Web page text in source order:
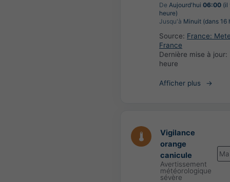
De Aujourd'hui 06:00 (il
heure)
Jusqu'à Minuit (dans 16
Source: France:
France
Dernière mise à jour:
heure
Afficher plus
Vigilance
orange
canicule
Avertissement
météorologique
sévère